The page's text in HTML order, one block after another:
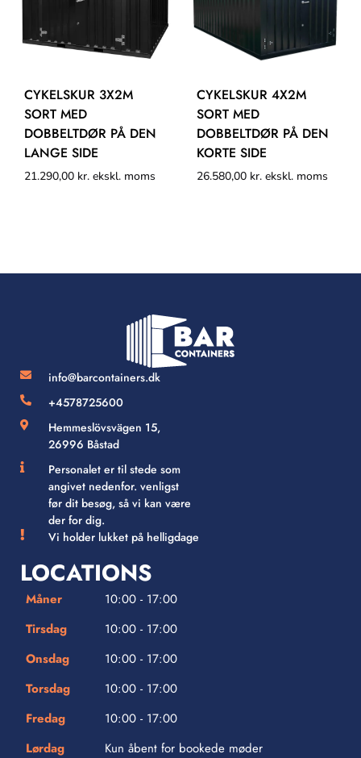
CYKELSKUR 3X2M
SORT MED
DOBBELTDØR PÅ DEN
LANGE SIDE
21.290,00 kr. ekskl. moms
CYKELSKUR 4X2M
SORT MED
DOBBELTDØR PÅ DEN
KORTE SIDE
26.580,00 kr. ekskl. moms
info@barcontainers.dk
+4578725600
Hemmeslövsvägen 15,
26996 Båstad
Personalet er til stede som
angivet nedenfor. venligst
før dit besøg, så vi kan være
der for dig.
Vi holder lukket på helligdage
LOCATIONS
Måner
10:00 - 17:00
Tirsdag
10:00 - 17:00
Onsdag
10:00 - 17:00
Torsdag
10:00 - 17:00
Fredag
10:00 - 17:00
Lørdag
Kun åbent for bookede møder